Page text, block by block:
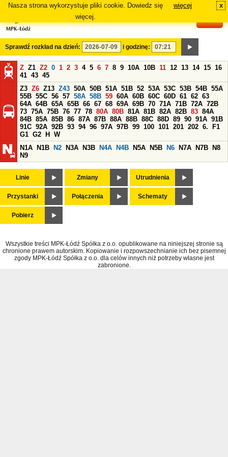
Nasza strona wykorzystuje pliki cookie. Dowiedz się
więcej.
więcej x
Sprawdź rozkład na dzień: i godzinę:
Z Z1 Z2 0 1 2 3 4 5 6 7 8 9 10A 10B 11 12 13 14 15 16
41 43 45
Z3 Z6 Z13 Z43 50A 50B 51A 51B 52 53A 53C 53B 54B 55A
55B 55C 56 57 58A 58B 59 60A 60B 60C 60D 61 62 63
64A 64B 65A 65B 66 67 68 69A 69B 70 71A 71B 72A 72B
73 75A 75B 76 77 78 80A 80B 81A 81B 82A 82B 83 84A
84B 85A 85B 86 87A 87B 88A 88B 88C 88D 89 90 91A 91B
91C 92A 92B 93 94 96 97A 97B 99 100 101 201 202 6.
F1
G1 G2 H
W
N1A
N1B N2 N3A N3B N4A N4B N5A N5B N6 N7A N7B
N8
N9
Linie Zmiany Utrudnienia
Przystanki Połączenia Schematy
Pobierz
Wszystkie treści MPK-Łódź Spółka z o.o. opublikowane na niniejszej stronie są
chronione prawem autorskim. Kopiowanie i rozpowszechnianie ich bez pisemnej
zgody MPK-Łódź Spółka z o.o. dla celów innych niż potrzeby własne jest
zabronione.